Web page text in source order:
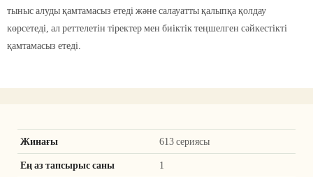
тыныс алуды қамтамасыз етеді және салауатты қалыпқа қолдау
көрсетеді, ал реттелетін тіректер мен биіктік теңшелген сәйкестікті
қамтамасыз етеді.
Жинағы 613 сериясы
Ең аз тапсырыс саны 1